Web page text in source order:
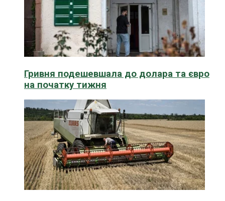
Гривня подешевшала до долара та євро
на початку тижня